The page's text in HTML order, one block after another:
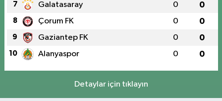
7 Galatasaray 0 0
8 Çorum FK 0 0
9 Gaziantep FK 0 0
10 Alanyaspor 0 0
Detaylar için tıklayın